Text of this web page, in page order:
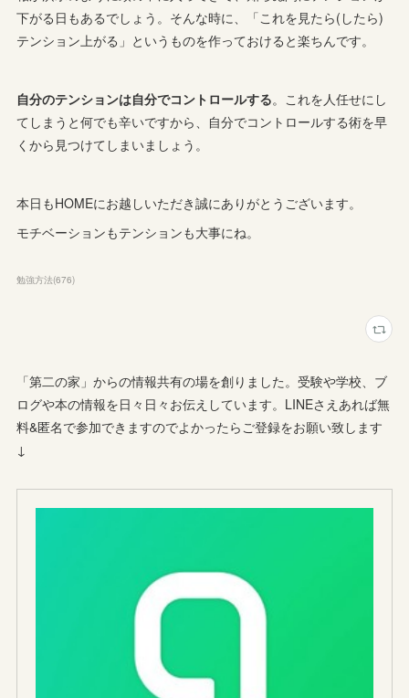
下がる日もあるでしょう。そんな時に、「これを見たら(したら)
テンション上がる」というものを作っておけると楽ちんです。
自分のテンションは自分でコントロールする。これを人任せにし
てしまうと何でも辛いですから、自分でコントロールする術を早
くから見つけてしまいましょう。
本日もHOMEにお越しいただき誠にありがとうございます。
モチベーションもテンションも大事にね。
勉強方法(676)
「第二の家」からの情報共有の場を創りました。受験や学校、ブ
ログや本の情報を日々日々お伝えしています。LINEさえあれば無
料&匿名で参加できますのでよかったらご登録をお願い致します
↓